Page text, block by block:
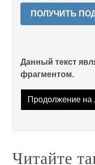
ПОЛУЧИТЬ
Данный текст
фрагментом.
Продолжение на
Читайте